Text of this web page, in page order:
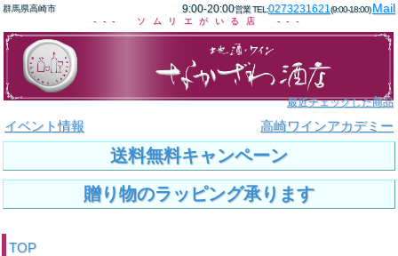
群馬県高崎市 9:00-20:00営業 TEL:0273231621(9:00-18:00)Mail
--- ソムリエがいる店 ---
最近チェックした商品
イベント情報 高崎ワインアカデミー
送料無料キャンペーン
贈り物のラッピング承ります
TOP